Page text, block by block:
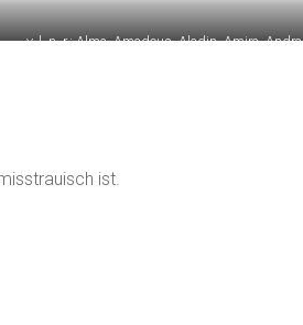
v. l. n. r.: Alma, Amadeus, Aladin, Amira, Andra
ist.